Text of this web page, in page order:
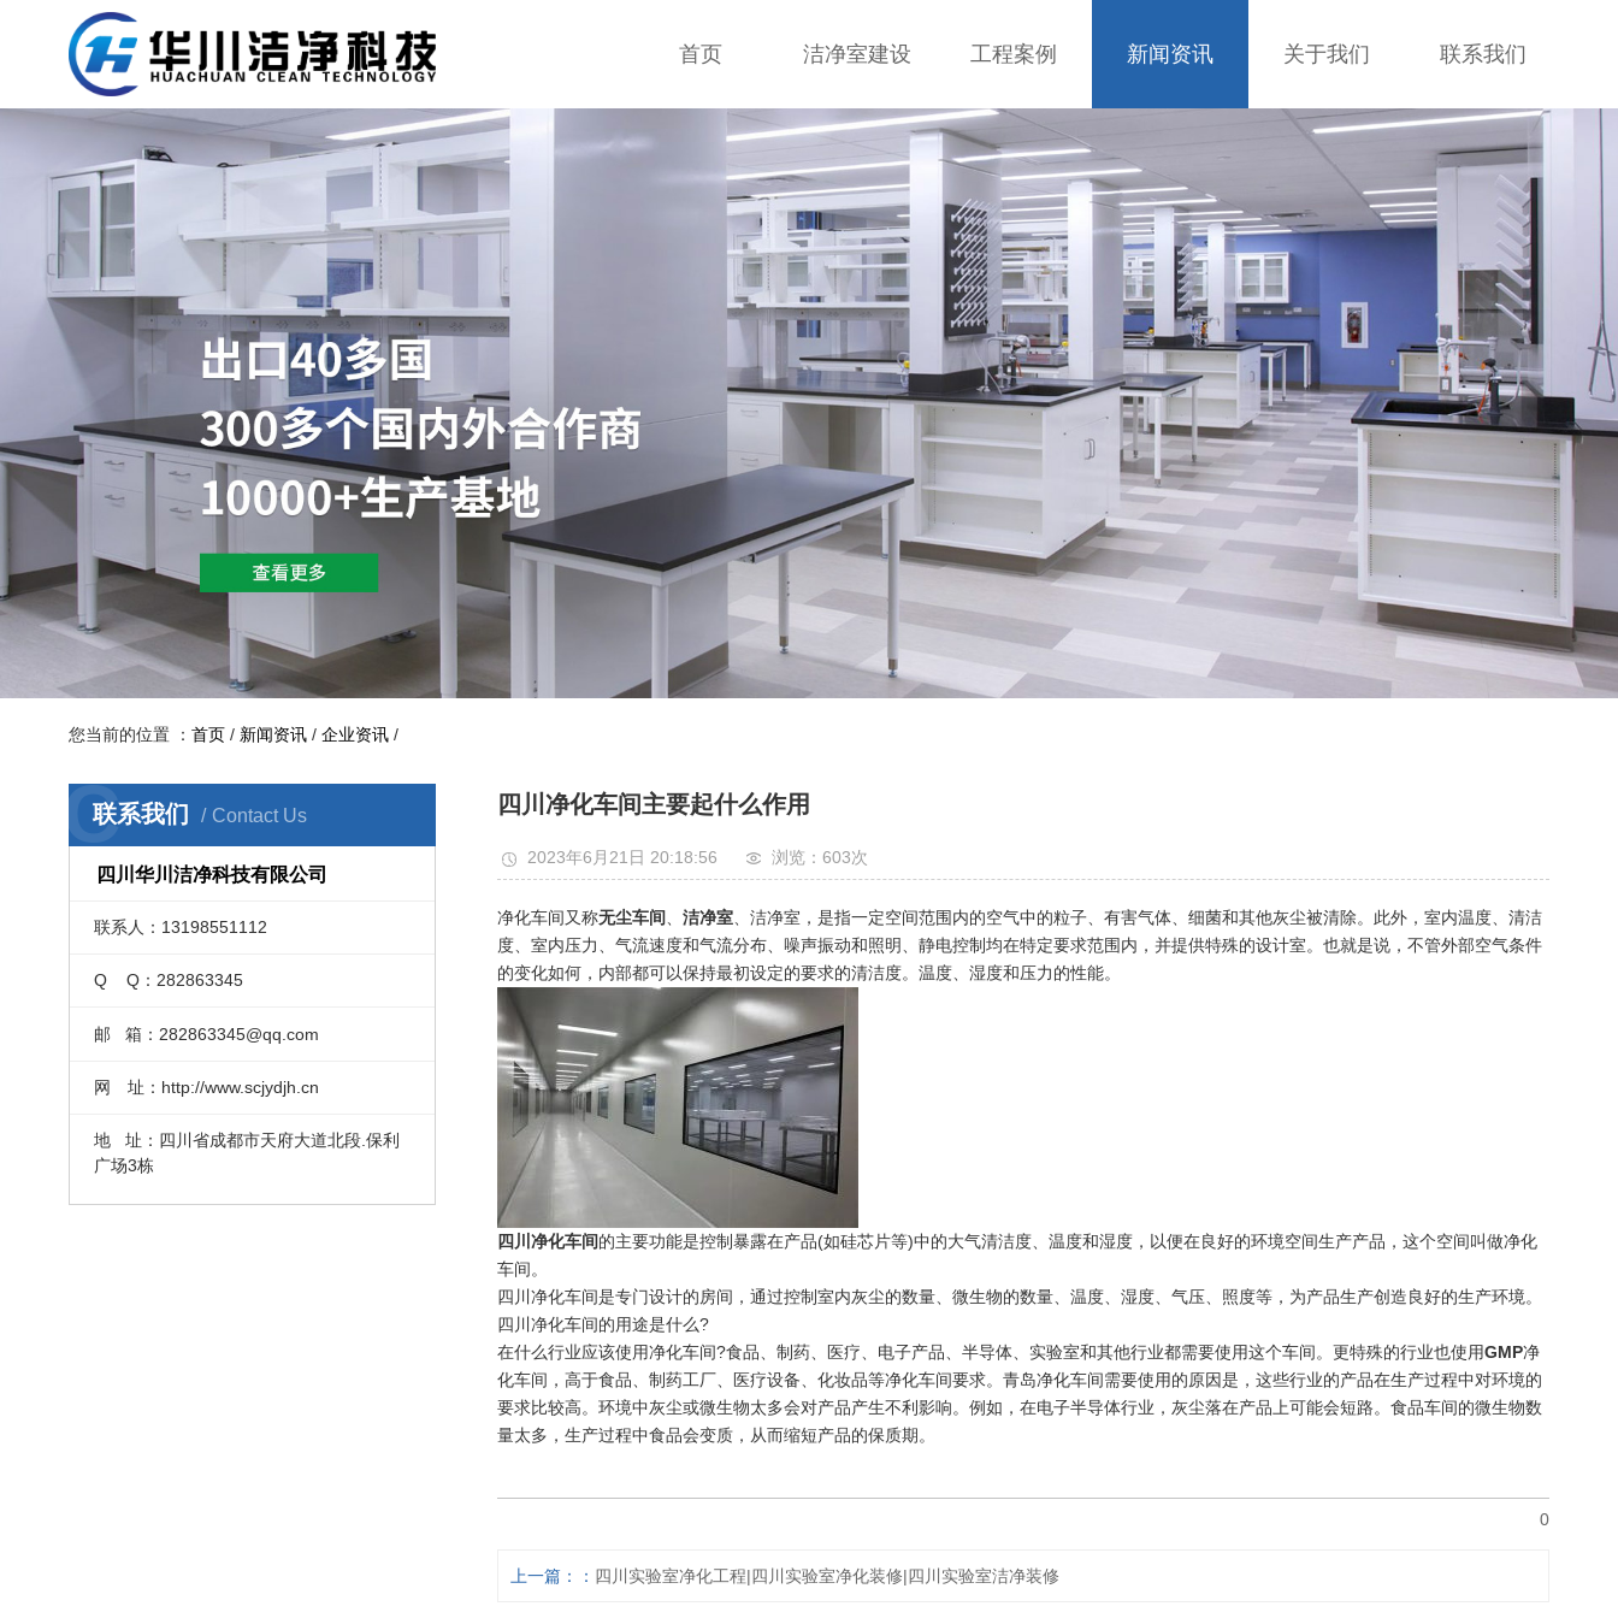
首页 洁净室建设 工程案例 新闻资讯 关于我们 联系我们
您当前的位置 ： 首页 / 新闻资讯 / 企业资讯 /
联系我们 Contact Us
C
四川华川洁净科技有限公司
联系人：13198551112
Q Q：282863345
邮 箱：282863345@qq.com
网 址：http://www.scjydjh.cn
地 址：四川省成都市天府大道北段.保利
广场3栋
四川净化车间主要起什么作用
2023年6月21日 20:18:56 浏览：603次
净化车间又称无尘车间 、洁净室 、洁净室，是指一定空间范围内的空气中的粒子、有害气体、细菌和其他灰尘被清除。此外，室内温度、清洁
度、室内压力、气流速度和气流分布、噪声振动和照明、静电控制均在特定要求范围内，并提供特殊的设计室。也就是说，不管外部空气条件
的变化如何，内部都可以保持最初设定的要求的清洁度。温度、湿度和压力的性能。
四川净化车间的主要功能是控制暴露在产品(如硅芯片等)中的大气清洁度、温度和湿度，以便在良好的环境空间生产产品，这个空间叫做净化
车间。
四川净化车间是专门设计的房间，通过控制室内灰尘的数量、微生物的数量、温度、湿度、气压、照度等，为产品生产创造良好的生产环境。
四川净化车间的用途是什么?
在什么行业应该使用净化车间?食品、制药、医疗、电子产品、半导体、实验室和其他行业都需要使用这个车间。更特殊的行业也使用GMP净
化车间，高于食品、制药工厂、医疗设备、化妆品等净化车间要求。青岛净化车间需要使用的原因是，这些行业的产品在生产过程中对环境的
要求比较高。环境中灰尘或微生物太多会对产品产生不利影响。例如，在电子半导体行业，灰尘落在产品上可能会短路。食品车间的微生物数
量太多，生产过程中食品会变质，从而缩短产品的保质期。
0
上一篇： 四川实验室净化工程|四川实验室净化装修|四川实验室洁净装修